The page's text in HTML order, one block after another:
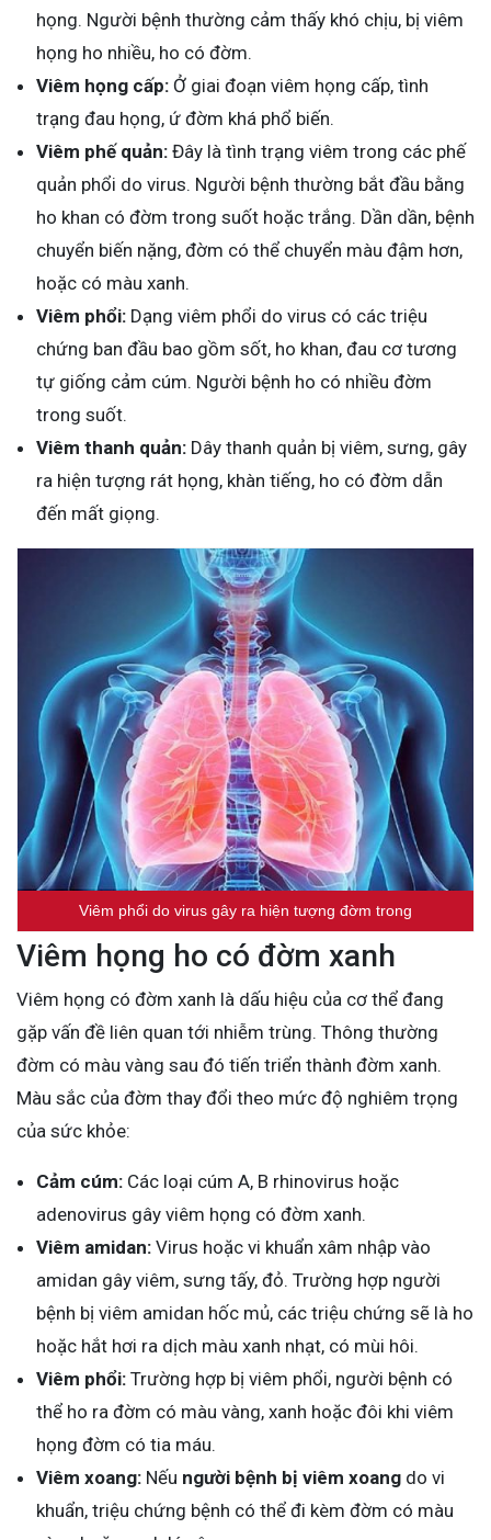
họng. Người bệnh thường cảm thấy khó chịu, bị viêm
họng ho nhiều, ho có đờm.
Viêm họng cấp: Ở giai đoạn viêm họng cấp, tình
trạng đau họng, ứ đờm khá phổ biến.
Viêm phế quản: Đây là tình trạng viêm trong các phế
quản phổi do virus. Người bệnh thường bắt đầu bằng
ho khan có đờm trong suốt hoặc trắng. Dần dần, bệnh
chuyển biến nặng, đờm có thể chuyển màu đậm hơn,
hoặc có màu xanh.
Viêm phổi: Dạng viêm phổi do virus có các triệu
chứng ban đầu bao gồm sốt, ho khan, đau cơ tương
tự giống cảm cúm. Người bệnh ho có nhiều đờm
trong suốt.
Viêm thanh quản: Dây thanh quản bị viêm, sưng, gây
ra hiện tượng rát họng, khàn tiếng, ho có đờm dẫn
đến mất giọng.
Viêm phổi do virus gây ra hiện tượng đờm trong
Viêm họng ho có đờm xanh
Viêm họng có đờm xanh là dấu hiệu của cơ thể đang
gặp vấn đề liên quan tới nhiễm trùng. Thông thường
đờm có màu vàng sau đó tiến triển thành đờm xanh.
Màu sắc của đờm thay đổi theo mức độ nghiêm trọng
của sức khỏe:
Cảm cúm: Các loại cúm A, B rhinovirus hoặc
adenovirus gây viêm họng có đờm xanh.
Viêm amidan: Virus hoặc vi khuẩn xâm nhập vào
amidan gây viêm, sưng tấy, đỏ. Trường hợp người
bệnh bị viêm amidan hốc mủ, các triệu chứng sẽ là ho
hoặc hắt hơi ra dịch màu xanh nhạt, có mùi hôi.
Viêm phổi: Trường hợp bị viêm phổi, người bệnh có
thể ho ra đờm có màu vàng, xanh hoặc đôi khi viêm
họng đờm có tia máu.
Viêm xoang: Nếu người bệnh bị viêm xoang do vi
khuẩn, triệu chứng bệnh có thể đi kèm đờm có màu